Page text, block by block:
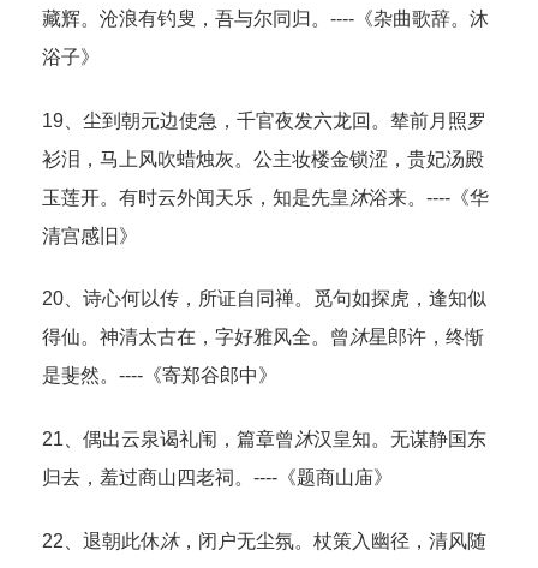
藏辉。沧浪有钓叟，吾与尔同归。----《杂曲歌辞。沐
浴子》
19、尘到朝元边使急，千官夜发六龙回。辇前月照罗
衫泪，马上风吹蜡烛灰。公主妆楼金锁涩，贵妃汤殿
玉莲开。有时云外闻天乐，知是先皇 沐浴来。----《华
清宫感旧》
20、诗心何以传，所证自同禅。觅句如探虎，逢知似
得仙。神清太古在，字好雅风全。曾沐星郎许，终惭
是斐然。----《寄郑谷郎中》
21、偶出云泉谒礼闱，篇章曾 沐汉皇知。无谋静国东
归去，羞过商山四老祠。----《题商山庙》
22、退朝此休沐，闭户无尘氛。杖策入幽径，清风随